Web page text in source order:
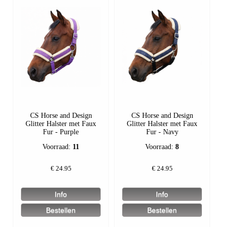
CS Horse and Design
Glitter Halster met Faux
Fur - Purple
Voorraad: 11
€ 24.95
CS Horse and Design
Glitter Halster met Faux
Fur - Navy
Voorraad:8
€ 24.95